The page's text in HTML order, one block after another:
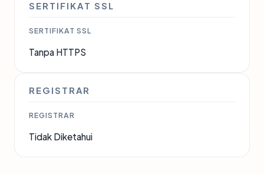
SERTIFIKAT SSL
SERTIFIKAT SSL
Tanpa HTTPS
REGISTRAR
REGISTRAR
Tidak Diketahui